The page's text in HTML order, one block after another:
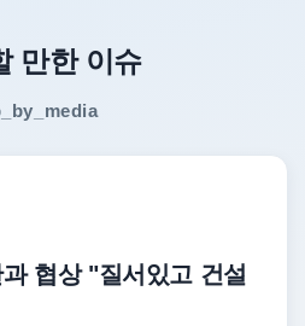
만한 이슈
협상 "질서있고 건설